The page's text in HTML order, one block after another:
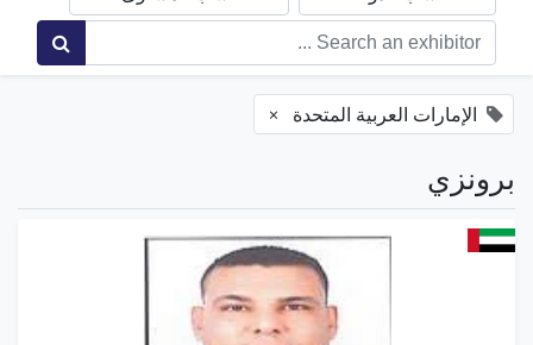
الإمارات العربية المتحدة ×
برونزي